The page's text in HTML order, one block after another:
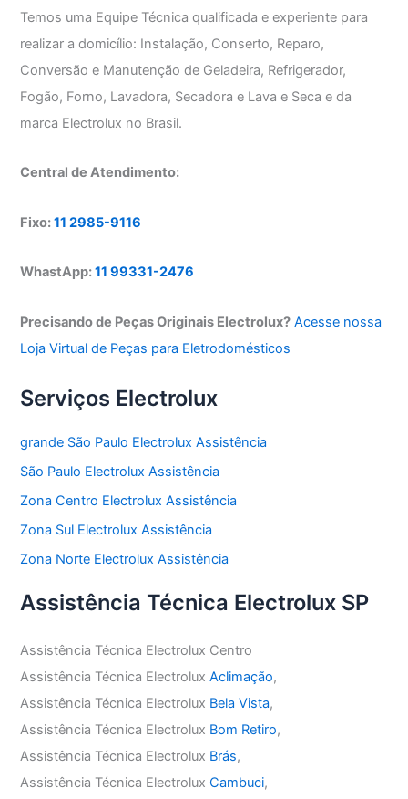
Temos uma Equipe Técnica qualificada e experiente para
realizar a domicílio: Instalação, Conserto, Reparo,
Conversão e Manutenção de Geladeira, Refrigerador,
Fogão, Forno, Lavadora, Secadora e Lava e Seca e da
marca Electrolux no Brasil.
Central de Atendimento:
Fixo:11 2985-9116
WhastApp:11 99331-2476
Precisando de Peças Originais Electrolux? Acesse nossa
Loja Virtual de Peças para Eletrodomésticos
Serviços Electrolux
grande São Paulo Electrolux Assistência
São Paulo Electrolux Assistência
Zona Centro Electrolux Assistência
Zona Sul Electrolux Assistência
Zona Norte Electrolux Assistência
Assistência Técnica Electrolux SP
Assistência Técnica Electrolux Centro
Assistência Técnica ElectroluxAclimação,
Assistência Técnica Electrolux Bela Vista,
Assistência Técnica Electrolux Bom Retiro,
Assistência Técnica Electrolux Brás,
Assistência Técnica ElectroluxCambuci,